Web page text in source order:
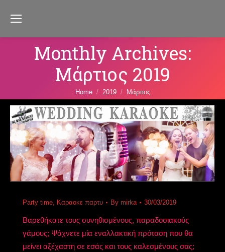
Monthly Archives:
Μάρτιος 2019
You are here:
Home 2019 Μάρτιος
Party time, Καραοκε παρτυ By mirka 30/03/2019
Βαρεθήκατε τους συνηθισμένους, παραδοσιακούς
γάμους; Ψάχνετε μία εναλλακτική πρόταση που θα
μείνει αξέχαστη σε εσάς και τους καλεσμένους σας;